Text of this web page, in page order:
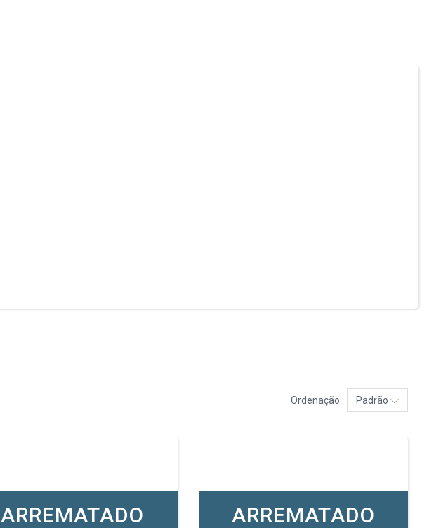
Ordenação Padrão
ARREMATADO ARREMATADO